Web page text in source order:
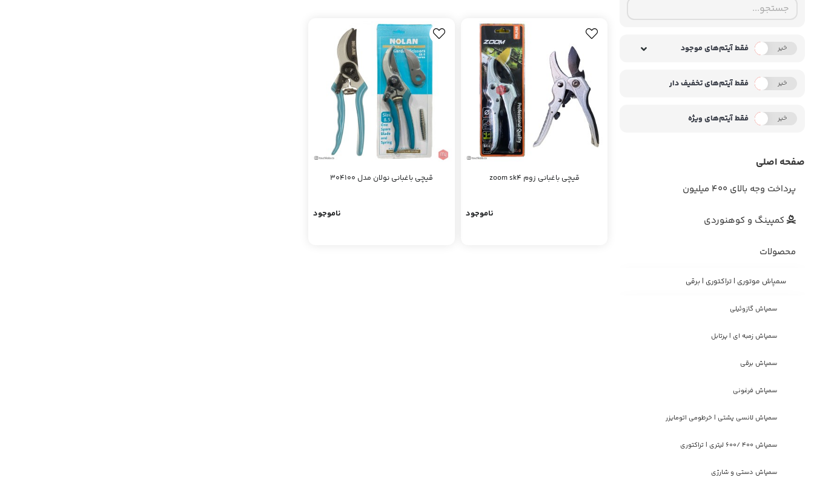
بله خیر فقط آیتم‌های موجود
بله خیر فقط آیتم‌های تخفیف دار
بله خیر فقط آیتم‌های ویژه
صفحه اصلی
پرداخت وجه بالای 400 میلیون
کمپینگ و کوهنوردی
محصولات
سمپاش موتوری | تراکتوری | برقی
سمپاش گازوئیلی
سمپاش زمبه ای | پرتابل
سمپاش برقی
سمپاش فرغونی
سمپاش لانسی پشتی | خرطومی اتومایزر
سمپاش 400 /600 لیتری | تراکتوری
سمپاش دستی و شارژی
قیچی باغبانی زوم zoom sk4
ناموجود
قیچی باغبانی نولان مدل 304100
ناموجود